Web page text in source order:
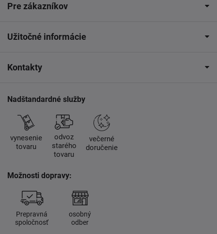
Pre zákazníkov
Užitočné informácie
Kontakty
Nadštandardné služby
vynesenie
tovaru
odvoz
starého
tovaru
večerné
doručenie
Možnosti dopravy:
Prepravná
spoločnosť
osobný
odber